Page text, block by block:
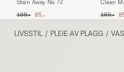
Stain Away No 72
Ordinær pris
169,- Nedsatt pris
85,-
Clean
Ordinær
169,-
LIVSSTIL / PLEIE AV PLAGG /